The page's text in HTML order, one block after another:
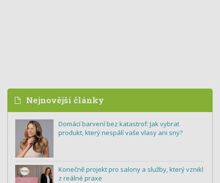
Nejnovější články
Domácí barvení bez katastrof: Jak vybrat
produkt, který nespálí vaše vlasy ani sny?
Konečně projekt pro salony a služby, který vznikl
z reálné praxe